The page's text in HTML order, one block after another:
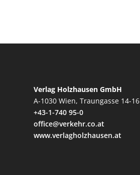
Verlag Holzhausen GmbH
A-1030 Wien, Traungasse 14-16
+43-1-740 95-0
office@verkehr.co.at
www.verlagholzhausen.at